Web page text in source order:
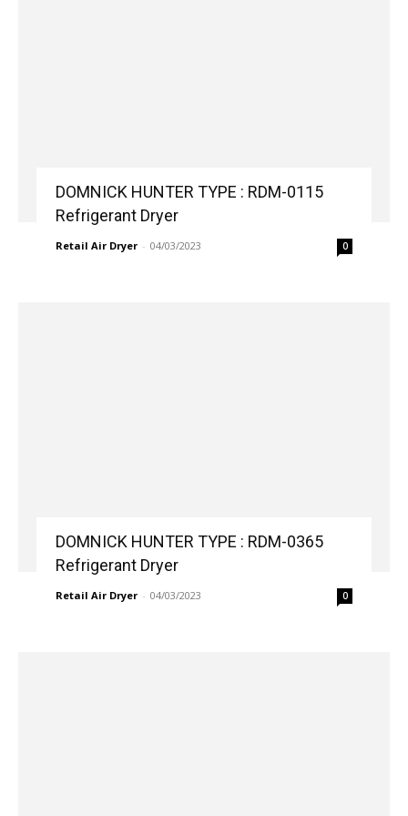
DOMNICK HUNTER TYPE : RDM-0115
Refrigerant Dryer
Retail Air Dryer - 04/03/2023 0
DOMNICK HUNTER TYPE : RDM-0365
Refrigerant Dryer
Retail Air Dryer - 04/03/2023 0